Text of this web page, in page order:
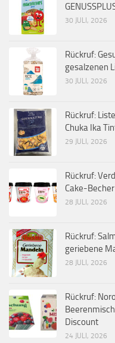
30 JULI, 2026
Rückruf:
gesalzenen
30 JULI, 2026
Rückruf:
Chuka Ika
29 JULI, 2026
Rückruf:
Cake-
28 JULI, 2026
Rückruf:
geriebene
28 JULI, 2026
Rückruf:
Discount
24 JULI, 2026